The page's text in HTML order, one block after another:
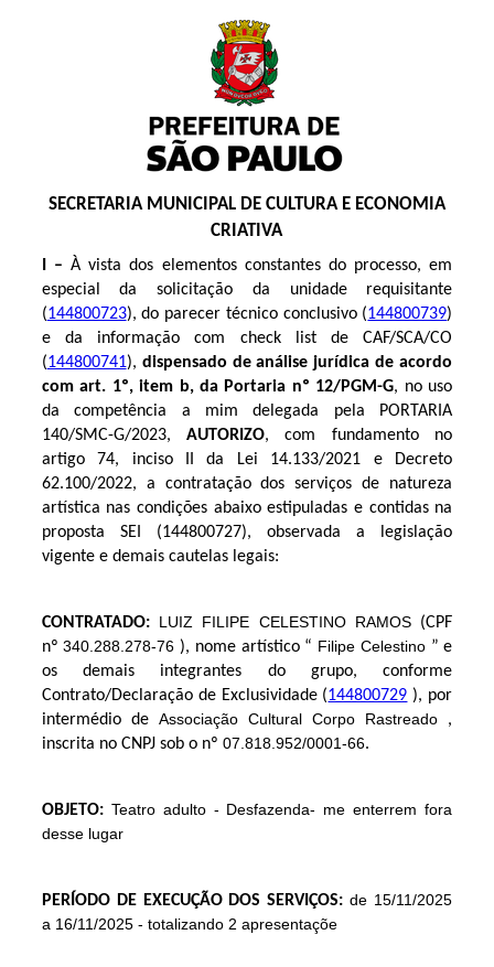
SECRETARIA MUNICIPAL DE CULTURA E ECONOMIA
CRIATIVA
I – À vista dos elementos constantes do processo, em
especial da solicitação da unidade requisitante
(144800723), do parecer técnico conclusivo (144800739)
e da informação com check list de CAF/SCA/CO
(144800741), dispensado de análise jurídica de acordo
com art. 1º, item b, da Portaria nº 12/PGM-G, no uso
da competência a mim delegada pela
PORTARIA
140/SMC-G/2023,AUTORIZO, com fundamento no
artigo 74, inciso II da Lei 14.133/2021 e Decreto
62.100/2022, a contratação dos serviços de natureza
artística nas condições abaixo estipuladase contidas na
proposta SEI (144800727), observada a legislação
vigente e demais cautelas legais:
CONTRATADO: LUIZ FILIPE CELESTINO RAMOS (CPF
nº340.288.278-76 ), nome artístico “ Filipe Celestino” e
os demais integrantes do grupo,
conforme
Contrato/Declaração de Exclusividade (144800729 ), por
intermédio de Associação Cultural Corpo Rastreado ,
inscrita no CNPJ sob o nº 07.818.952/0001-66.
OBJETO: Teatro adulto - Desfazenda- me enterrem fora
desse lugar
PERÍODO DE EXECUÇÃO DOS SERVIÇOS:de 15/11/2025
a 16/11/2025 - totalizando 2 apresentaçõe